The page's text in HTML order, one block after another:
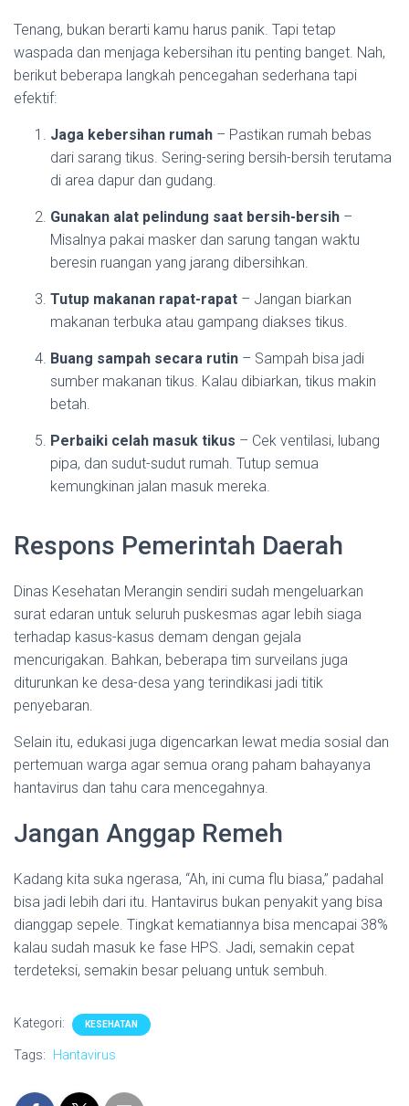
Tenang, bukan berarti kamu harus panik. Tapi tetap
waspada dan menjaga kebersihan itu penting banget. Nah,
berikut beberapa langkah pencegahan sederhana tapi
efektif:
Jaga kebersihan rumah – Pastikan rumah bebas
dari sarang tikus. Sering-sering bersih-bersih terutama
di area dapur dan gudang.
Gunakan alat pelindung saat bersih-bersih –
Misalnya pakai masker dan sarung tangan waktu
beresin ruangan yang jarang dibersihkan.
Tutup makanan rapat-rapat – Jangan biarkan
makanan terbuka atau gampang diakses tikus.
Buang sampah secara rutin – Sampah bisa jadi
sumber makanan tikus. Kalau dibiarkan, tikus makin
betah.
Perbaiki celah masuk tikus – Cek ventilasi, lubang
pipa, dan sudut-sudut rumah. Tutup semua
kemungkinan jalan masuk mereka.
Respons Pemerintah Daerah
Dinas Kesehatan Merangin sendiri sudah mengeluarkan
surat edaran untuk seluruh puskesmas agar lebih siaga
terhadap kasus-kasus demam dengan gejala
mencurigakan. Bahkan, beberapa tim surveilans juga
diturunkan ke desa-desa yang terindikasi jadi titik
penyebaran.
Selain itu, edukasi juga digencarkan lewat media sosial dan
pertemuan warga agar semua orang paham bahayanya
hantavirus dan tahu cara mencegahnya.
Jangan Anggap Remeh
Kadang kita suka ngerasa, “Ah, ini cuma flu biasa,” padahal
bisa jadi lebih dari itu. Hantavirus bukan penyakit yang bisa
dianggap sepele. Tingkat kematiannya bisa mencapai 38%
kalau sudah masuk ke fase HPS. Jadi, semakin cepat
terdeteksi, semakin besar peluang untuk sembuh.
Kategori: KESEHATAN
Tags: Hantavirus